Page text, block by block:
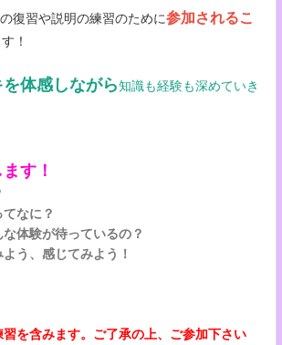
復習や説明の練習のために参加されるこ
！
体感しながら知識も経験も深めていき
す！
てなに？
な体験が待っているの？
う、感じてみよう！
習を含みます。ご了承の上、ご参加下さい